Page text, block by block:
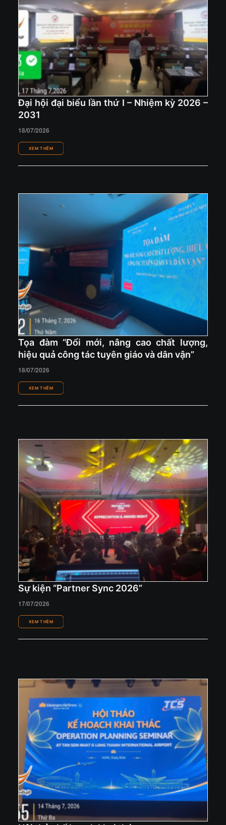
Đại hội đại biểu lần thứ I – Nhiệm kỳ 2026 –
2031
18/07/2026
Tọa đàm “Đổi mới, nâng cao chất lượng,
hiệu quả công tác tuyên giáo và dân vận”
18/07/2026
Sự kiện “Partner Sync 2026”
17/07/2026